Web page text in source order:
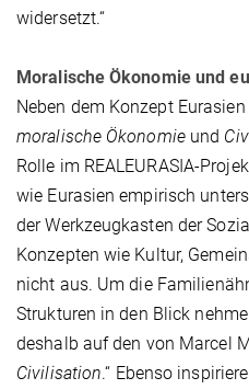
widersetzt.“
Moralische Ökonomie und
Neben dem Konzept
moralische Ökonomieund
Rolle im REALEURASIA-
wie Eurasien empirisch
der Werkzeugkasten der
Konzepten wie Kultur,
nicht aus. Um die
Strukturen in den Blick
deshalb auf den von Marcel
Civilisation.“ Ebenso